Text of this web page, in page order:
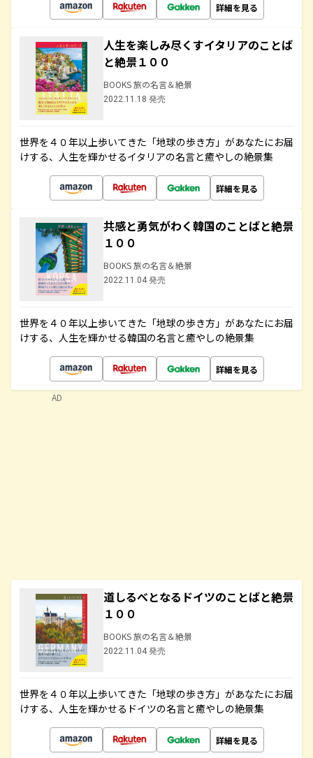
詳細を見る
人生を楽しみ尽くすイタリアのことば
と絶景１００
BOOKS 旅の名言＆絶景
2022.11.18 発売
世界を４０年以上歩いてきた「地球の歩き方」があなたにお届
けする、人生を輝かせるイタリアの名言と癒やしの絶景集
詳細を見る
共感と勇気がわく韓国のことばと絶景
１００
BOOKS 旅の名言＆絶景
2022.11.04 発売
世界を４０年以上歩いてきた「地球の歩き方」があなたにお届
けする、人生を輝かせる韓国の名言と癒やしの絶景集
詳細を見る
道しるべとなるドイツのことばと絶景
１００
BOOKS 旅の名言＆絶景
2022.11.04 発売
世界を４０年以上歩いてきた「地球の歩き方」があなたにお届
けする、人生を輝かせるドイツの名言と癒やしの絶景集
詳細を見る
AD